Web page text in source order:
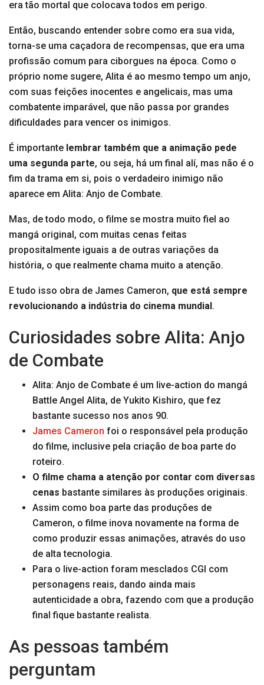
era tão mortal que colocava todos em perigo.
Então, buscando entender sobre como era sua vida,
torna-se uma caçadora de recompensas, que era uma
profissão comum para ciborgues na época. Como o
próprio nome sugere, Alita é ao mesmo tempo um anjo,
com suas feições inocentes e angelicais, mas uma
combatente imparável, que não passa por grandes
dificuldades para vencer os inimigos.
É importante lembrar também que a animação pede
uma segunda parte, ou seja, há um final alí, mas não é o
fim da trama em si, pois o verdadeiro inimigo não
aparece em Alita: Anjo de Combate.
Mas, de todo modo, o filme se mostra muito fiel ao
mangá original, com muitas cenas feitas
propositalmente iguais a de outras variações da
história, o que realmente chama muito a atenção.
E tudo isso obra de James Cameron, que está sempre
revolucionando a indústria do cinema mundial .
Curiosidades sobre Alita: Anjo
de Combate
Alita: Anjo de Combate é um live-action do mangá
Battle Angel Alita, de Yukito Kishiro, que fez
bastante sucesso nos anos 90.
James Cameron foi o responsável pela produção
do filme, inclusive pela criação de boa parte do
roteiro.
O filme chama a atenção por contar com diversas
cenas bastante similares às produções originais.
Assim como boa parte das produções de
Cameron, o filme inova novamente na forma de
como produzir essas animações, através do uso
de alta tecnologia.
Para o live-action foram mesclados CGI com
personagens reais, dando ainda mais
autenticidade a obra, fazendo com que a produção
final fique bastante realista.
As pessoas também
perguntam